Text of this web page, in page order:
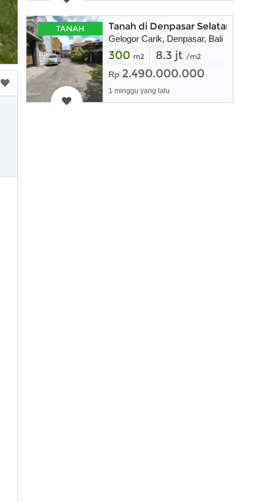
TANAH Tanah di Denpasar Selatan dekat
Gelogor Carik, Denpasar, Bali
300 m2 8.3 jt /m2
Rp 2.490.000.000
1 minggu yang lalu